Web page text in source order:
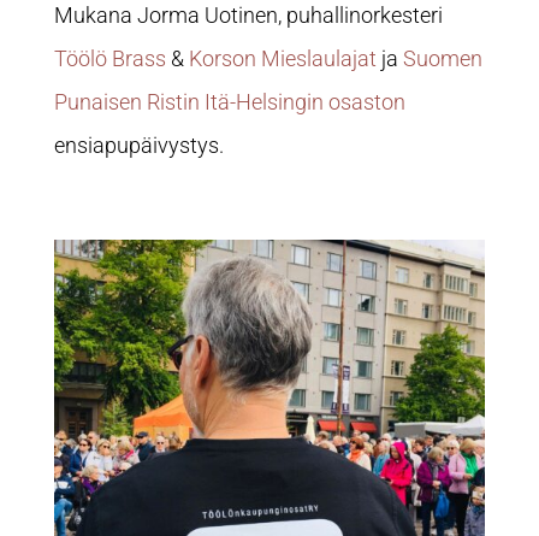
Mukana Jorma Uotinen, puhallinorkesteri
Töölö Brass & Korson Mieslaulajat ja Suomen
Punaisen Ristin Itä-Helsingin osaston
ensiapupäivystys.